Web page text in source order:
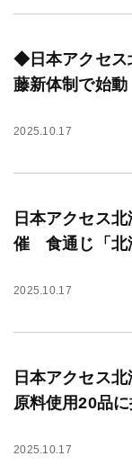
◆日本アクセス
藤新体制で始
2025.10.17
日本アクセス
催 食通じ「北
2025.10.17
日本アクセス
原料使用20品
2025.10.17